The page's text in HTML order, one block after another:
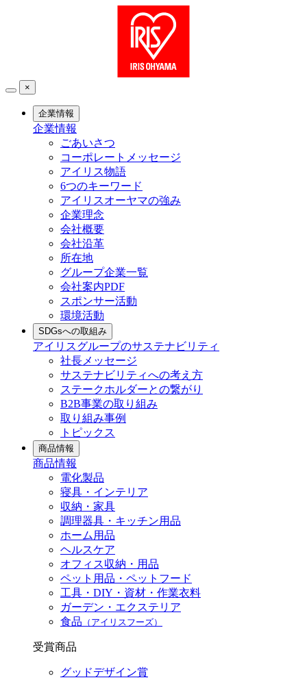
×
企業情報
企業情報
ごあいさつ
コーポレートメッセージ
アイリス物語
6つのキーワード
アイリスオーヤマの強み
企業理念
会社概要
会社沿革
所在地
グループ企業一覧
会社案内PDF
スポンサー活動
環境活動
SDGsへの取組み
アイリスグループのサステナビリティ
社長メッセージ
サステナビリティへの考え方
ステークホルダーとの繋がり
B2B事業の取り組み
取り組み事例
トピックス
商品情報
商品情報
電化製品
寝具・インテリア
収納・家具
調理器具・キッチン用品
ホーム用品
ヘルスケア
オフィス収納・用品
ペット用品・ペットフード
工具・DIY・資材・作業衣料
ガーデン・エクステリア
食品 （アイリスフーズ）
受賞商品
グッドデザイン賞